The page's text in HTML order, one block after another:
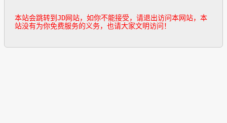
本站会跳转到JD网站，如你不能接受，请退出访问本网站，本
站没有为你免费服务的义务，也请大家文明访问！